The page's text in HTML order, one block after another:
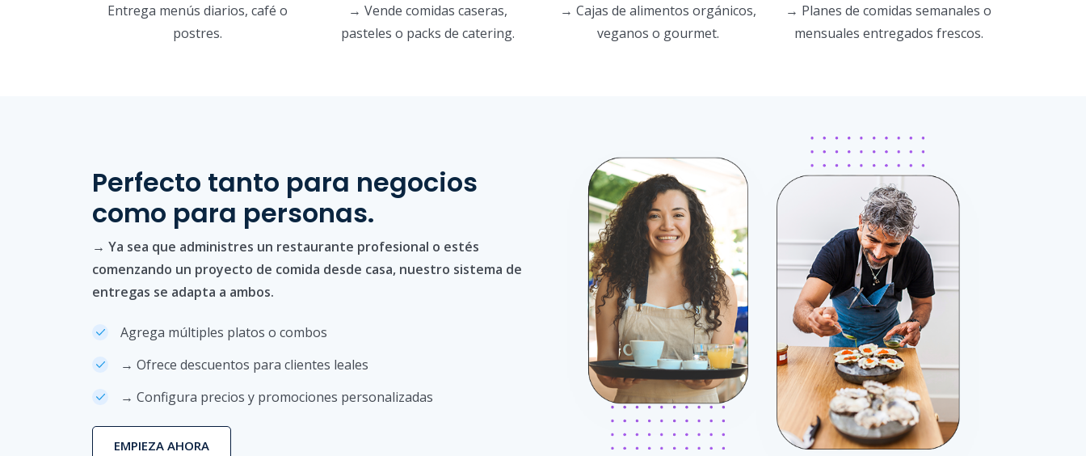
Entrega menús diarios, café o
postres.
→ Vende comidas caseras,
pasteles o packs de catering.
→ Cajas de alimentos orgánicos,
veganos o gourmet.
→ Planes de comidas semanales o
mensuales entregados frescos.
Perfecto tanto para negocios
como para personas.
→ Ya sea que administres un restaurante profesional o estés
comenzando un proyecto de comida desde casa, nuestro sistema de
entregas se adapta a ambos.
Agrega múltiples platos o combos
→ Ofrece descuentos para clientes leales
→ Configura precios y promociones personalizadas
EMPIEZA AHORA